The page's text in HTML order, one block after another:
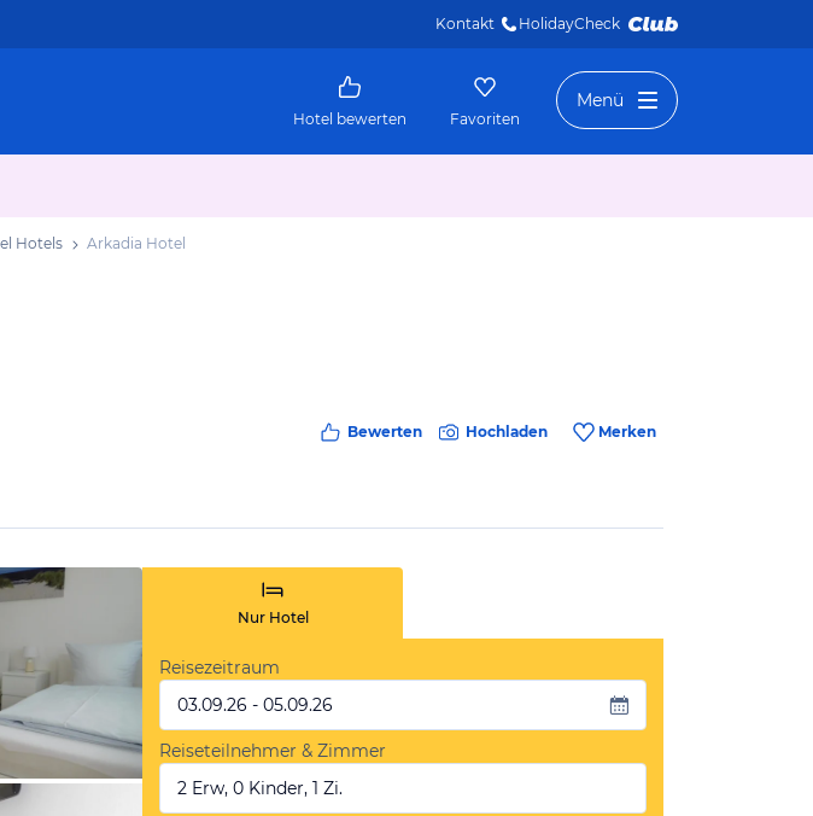
Kontakt HolidayCheck
Hotel bewerten Favoriten
Menü
Hotels Arkadia Hotel
Bewerten Hochladen Merken
Nur Hotel
Reisezeitraum
03.09.26 - 05.09.26
Reiseteilnehmer & Zimmer
2 Erw, 0 Kinder, 1 Zi.